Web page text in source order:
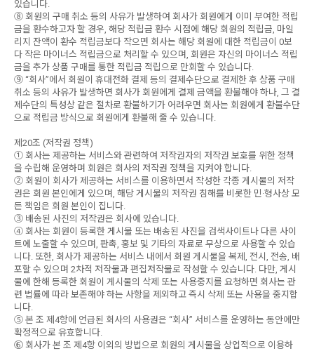
있습니다.
⑧ 회원의 구매 취소 등의 사유가 발생하여 회사가 회원에게 이미 부여한 적립
금을 환수하고자 할 경우, 해당 적립금 환수 시점에 해당 회원의 적립금, 마일
리지 잔액이 환수 적립금보다 작으면 회사는 해당 회원에 대한 적립금이 0보
다 작은 마이너스 적립금으로 처리할 수 있으며, 회원은 자신의 마이너스 적립
금을 추가 상품 구매를 통한 적립금 적립으로 만회할 수 있습니다.
⑨ “회사”에서 회원이 휴대전화 결제 등의 결제수단으로 결제한 후 상품 구매
취소 등의 사유가 발생하면 회사가 회원에게 결제 금액을 환불해야 하나, 그 결
제수단의 특성상 같은 절차로 환불하기가 어려우면 회사는 회원에게 환불수단
으로 적립금 방식으로 회원에게 환불해 줄 수 있습니다.
제20조 (저작권 정책)
① 회사는 제공하는 서비스와 관련하여 저작권자의 저작권 보호를 위한 정책
을 수립해 운영하며 회원은 회사의 저작권 정책을 지켜야 합니다.
② 회원이 회사가 제공하는 서비스를 이용하면서 작성한 각종 게시물의 저작
권은 회원 본인에게 있으며, 해당 게시물의 저작권 침해를 비롯한 민·형사상 모
든 책임은 회원 본인이 집니다.
③ 배송된 사진의 저작권은 회사에 있습니다.
④ 회사는 회원이 등록한 게시물 또는 배송된 사진을 검색사이트나 다른 사이
트에 노출할 수 있으며, 판촉, 홍보 및 기타의 자료로 무상으로 사용할 수 있습
니다. 또한, 회사가 제공하는 서비스 내에서 회원 게시물을 복제, 전시, 전송, 배
포할 수 있으며 2차적 저작물과 편집저작물로 작성할 수 있습니다. 다만, 게시
물에 한해 등록한 회원이 게시물의 삭제 또는 사용중지를 요청하면 회사는 관
련 법률에 따라 보존해야 하는 사항을 제외하고 즉시 삭제 또는 사용을 중지합
니다.
⑤ 본 조 제4항에 언급된 회사의 사용권은 “회사” 서비스를 운영하는 동안에만
확정적으로 유효합니다.
⑥ 회사가 본 조 제4항 이외의 방법으로 회원의 게시물을 상업적으로 이용하